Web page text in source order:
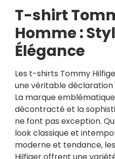
T-shirt
Homme :
Élégance
Les t-shirts Tommy
une véritable déclaration
La marque
décontracté et la
ne font pas exception.
look classique et
moderne et tendance,